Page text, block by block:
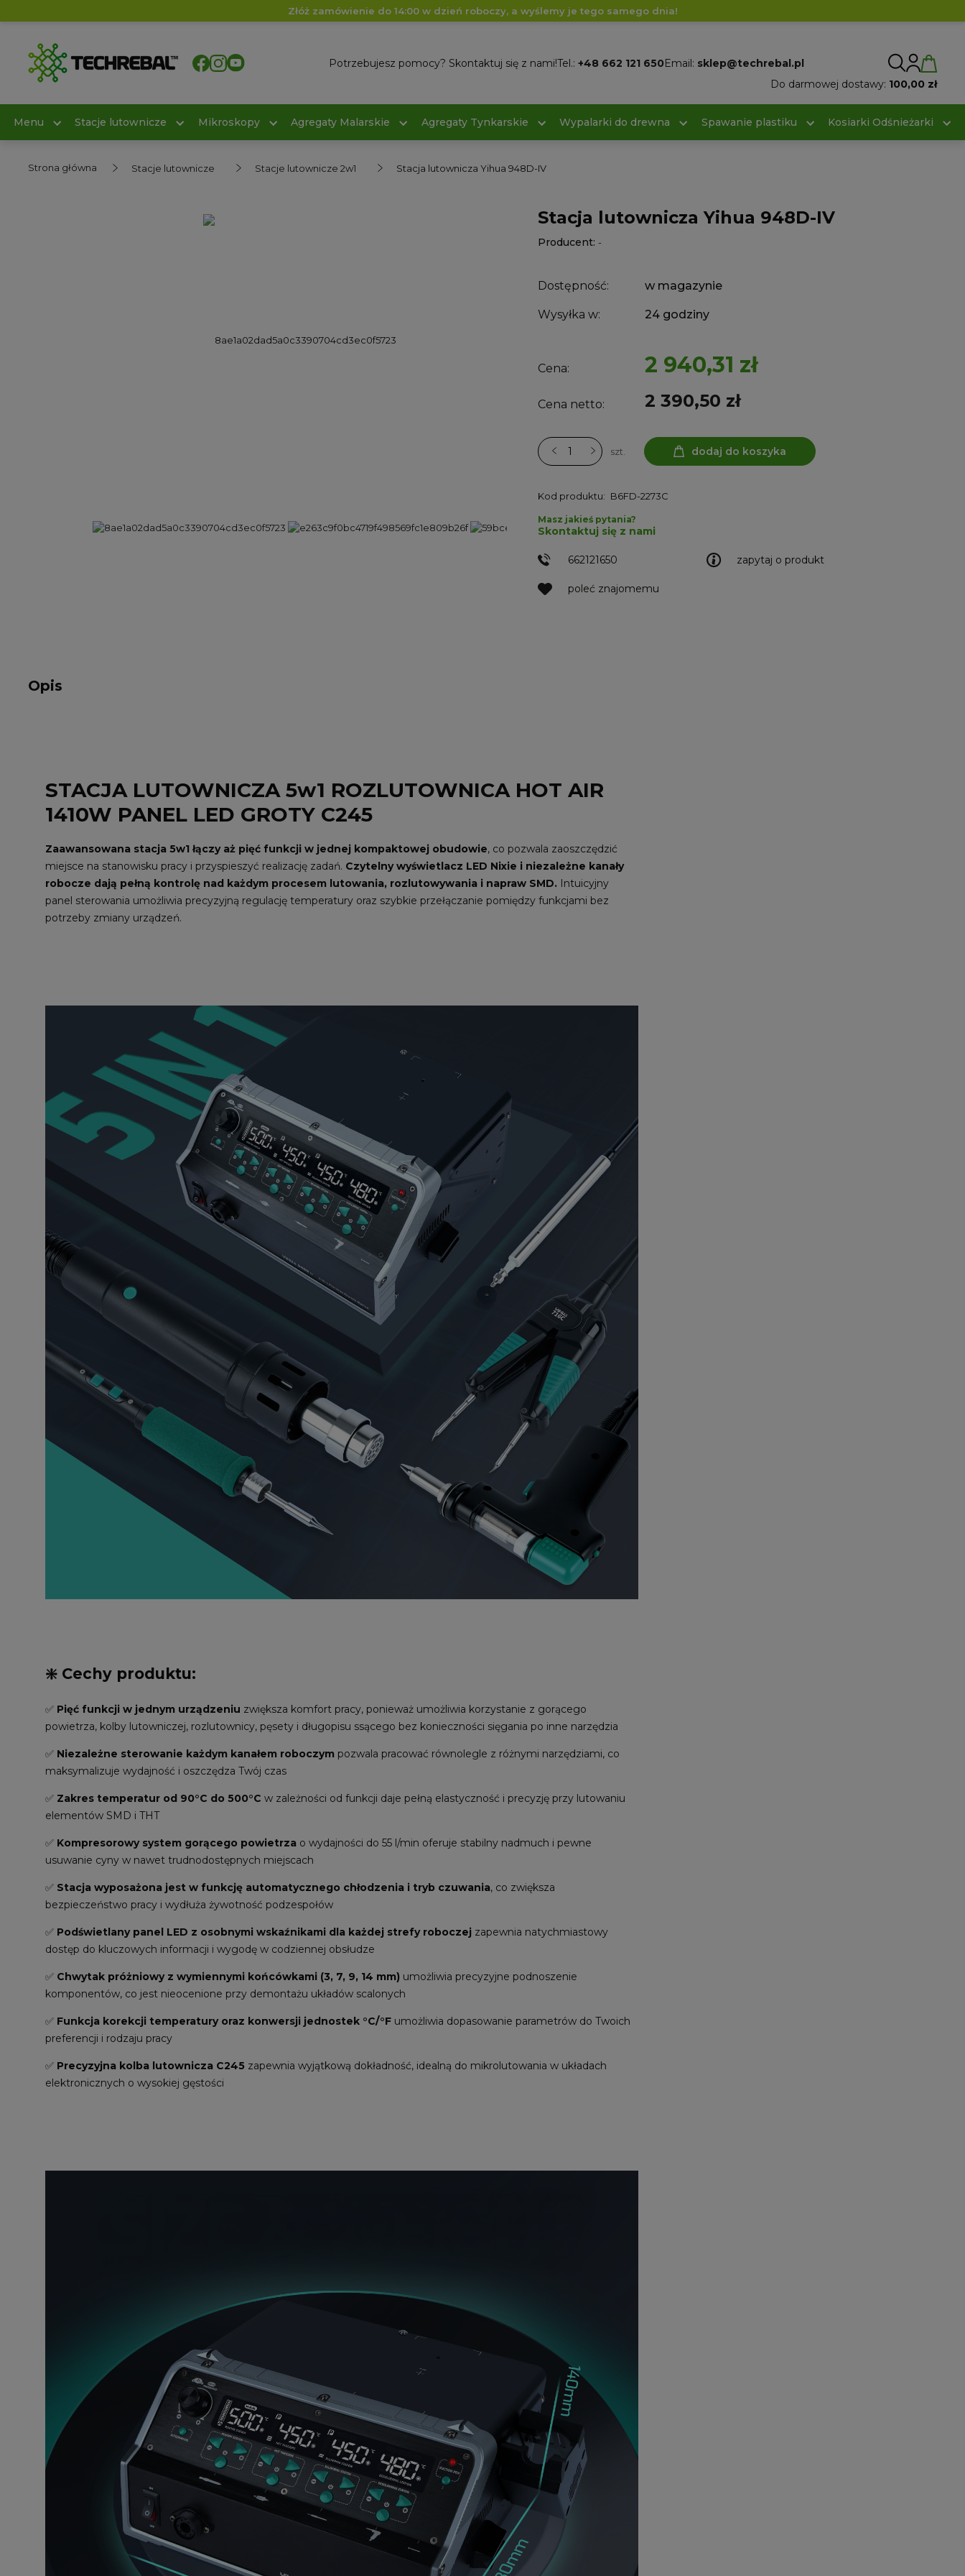
Złóż zamówienie do 14:00 w dzień roboczy, a wyślemy je tego samego dnia!
Potrzebujesz pomocy? Skontaktuj się z nami!Tel.:+48 662 121 650Email: sklep@techrebal.pl
Do darmowej dostawy: 100,00 zł
Menu Stacje lutownicze Mikroskopy Agregaty Malarskie Agregaty Tynkarskie Wypalarki do drewna Spawanie plastiku Kosiarki Odśnieżarki
Strona główna Stacje lutownicze Stacje lutownicze 2w1 Stacja lutownicza Yihua 948D-IV
Stacja lutownicza Yihua 948D-IV
Producent: -
Dostępność: w magazynie
Wysyłka w: 24 godziny
Cena: 2 940,31 zł
Cena netto: 2 390,50 zł
szt. dodaj do koszyka
Kod produktu: B6FD-2273C
zapytaj o produkt
poleć znajomemu
Masz jakieś pytania?
Skontaktuj się z nami
662121650
Opis
STACJA LUTOWNICZA 5w1 ROZLUTOWNICA HOT AIR
1410W PANEL LED GROTY C245
Zaawansowana stacja 5w1 łączy aż pięć funkcji w jednej kompaktowej obudowie, co pozwala zaoszczędzić
miejsce na stanowisku pracy i przyspieszyć realizację zadań. Czytelny wyświetlacz LED Nixie i niezależne kanały
robocze dają pełną kontrolę nad każdym procesem lutowania, rozlutowywania i napraw SMD. Intuicyjny
panel sterowania umożliwia precyzyjną regulację temperatury oraz szybkie przełączanie pomiędzy funkcjami bez
potrzeby zmiany urządzeń.
❇️ Cechy produktu:
✅Pięć funkcji w jednym urządzeniu zwiększa komfort pracy, ponieważ umożliwia korzystanie z gorącego
powietrza, kolby lutowniczej, rozlutownicy, pęsety i długopisu ssącego bez konieczności sięgania po inne narzędzia
✅ Niezależne sterowanie każdym kanałem roboczympozwala pracować równolegle z różnymi narzędziami, co
maksymalizuje wydajność i oszczędza Twój czas
✅ Zakres temperatur od 90°C do 500°C w zależności od funkcji daje pełną elastyczność i precyzję przy lutowaniu
elementów SMD i THT
✅ Kompresorowy system gorącego powietrzao wydajności do 55 l/min oferuje stabilny nadmuch i pewne
usuwanie cyny w nawet trudnodostępnych miejscach
✅ Stacja wyposażona jest w funkcję automatycznego chłodzenia i tryb czuwania, co zwiększa
bezpieczeństwo pracy i wydłuża żywotność podzespołów
✅ Podświetlany panel LED z osobnymi wskaźnikami dla każdej strefy roboczejzapewnia natychmiastowy
dostęp do kluczowych informacji i wygodę w codziennej obsłudze
✅Chwytak próżniowy z wymiennymi końcówkami (3, 7, 9, 14 mm) umożliwia precyzyjne podnoszenie
komponentów, co jest nieocenione przy demontażu układów scalonych
✅Funkcja korekcji temperatury oraz konwersji jednostek °C/°Fumożliwia dopasowanie parametrów do Twoich
preferencji i rodzaju pracy
✅ Precyzyjna kolba lutownicza C245 zapewnia wyjątkową dokładność, idealną do mikrolutowania w układach
elektronicznych o wysokiej gęstości